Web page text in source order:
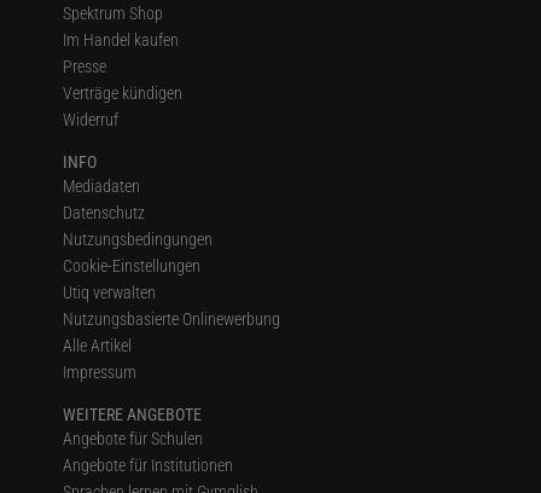
Spektrum Shop
Im Handel kaufen
Presse
Verträge kündigen
Widerruf
INFO
Mediadaten
Datenschutz
Nutzungsbedingungen
Cookie-Einstellungen
Utiq verwalten
Nutzungsbasierte Onlinewerbung
Alle Artikel
Impressum
WEITERE ANGEBOTE
Angebote für Schulen
Angebote für Institutionen